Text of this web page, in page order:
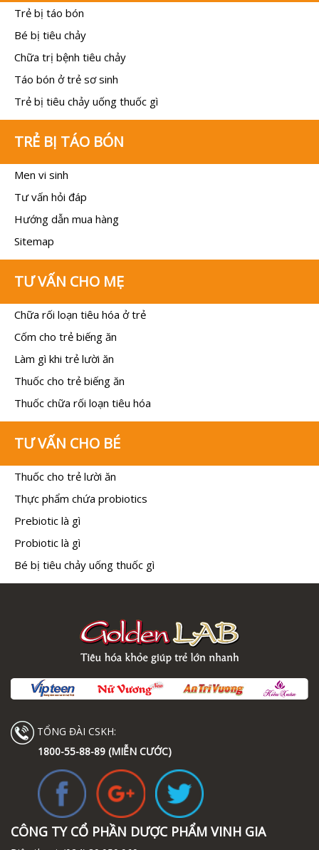
Trẻ bị táo bón
Bé bị tiêu chảy
Chữa trị bệnh tiêu chảy
Táo bón ở trẻ sơ sinh
Trẻ bị tiêu chảy uống thuốc gì
TRẺ BỊ TÁO BÓN
Men vi sinh
Tư vấn hỏi đáp
Hướng dẫn mua hàng
Sitemap
TƯ VẤN CHO MẸ
Chữa rối loạn tiêu hóa ở trẻ
Cốm cho trẻ biếng ăn
Làm gì khi trẻ lười ăn
Thuốc cho trẻ biếng ăn
Thuốc chữa rối loạn tiêu hóa
TƯ VẤN CHO BÉ
Thuốc cho trẻ lười ăn
Thực phẩm chứa probiotics
Prebiotic là gì
Probiotic là gì
Bé bị tiêu chảy uống thuốc gì
TỔNG ĐÀI CSKH:
1800-55-88-89 (MIỄN CƯỚC)
CÔNG TY CỔ PHẦN DƯỢC PHẨM VINH GIA